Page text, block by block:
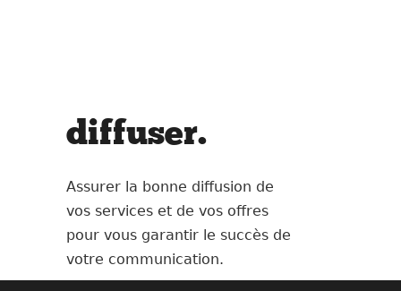
diffuser.
Assurer la bonne diffusion de
vos services et de vos offres
pour vous garantir le succès de
votre communication.